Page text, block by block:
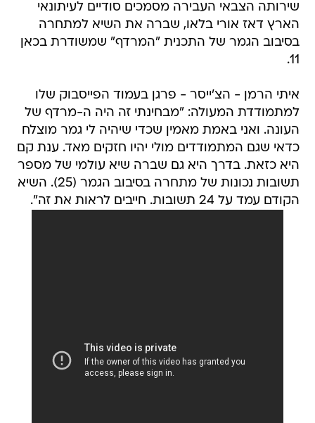
שירותה הצבאי העבירה מסמכים סודיים לעיתונאי
הארץ דאז אורי בלאו, שברה את השיא למתחרה
בסיבוב הגמר של התכנית "המרדף" שמשודרת בכאן
11.
איתי הרמן - הצ'ייסר - פרגן בעמוד הפייסבוק שלו
למתמודדת המעולה: "מבחינתי זה היה ה-מרדף של
העונה. ואני באמת מאמין שכדי שיהיה לי גמר מוצלח
כדאי שגם המתמודדים מולי יהיו חזקים מאד. ענת קם
היא כזאת. בדרך היא גם שברה שיא עולמי של מספר
תשובות נכונות של מתחרה בסיבוב הגמר (25). השיא
הקודם עמד על 24 תשובות. חייבים לראות את זה".